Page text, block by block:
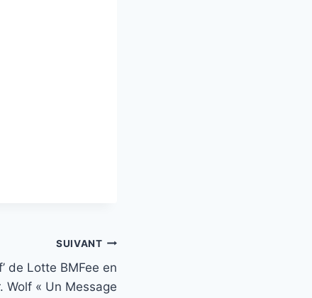
SUIVANT
de Lotte BMFee en
Wolf « Un Message